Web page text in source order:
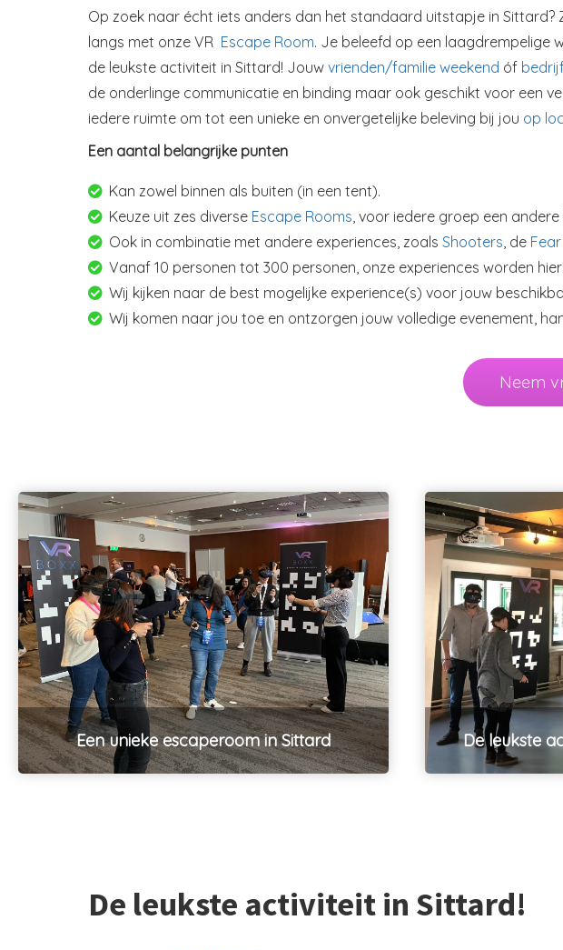
Op zoek naar écht iets anders dan het standaard uitstapje in Sittard?
langs met onze VR Escape Room. Je beleefd op een laagdrempelige
de leukste activiteit in Sittard! Jouw vrienden/familie weekend óf
de onderlinge communicatie en binding maar ook geschikt voor een
iedere ruimte om tot een unieke en onvergetelijke beleving bij jou op
Een aantal belangrijke punten
Kan zowel binnen als buiten (in een tent).
Keuze uit zes diverse Escape Rooms , voor iedere groep een andere
Ook in combinatie met andere experiences, zoalsShooters , de
Vanaf 10 personen tot 300 personen, onze experiences worden
Wij kijken naar de best mogelijke experience(s) voor jouw
Wij komen naar jou toe en ontzorgen jouw volledige evenement,
Neem
Een unieke escaperoom in Sittard De leukste
De leukste activiteit in Sittard!